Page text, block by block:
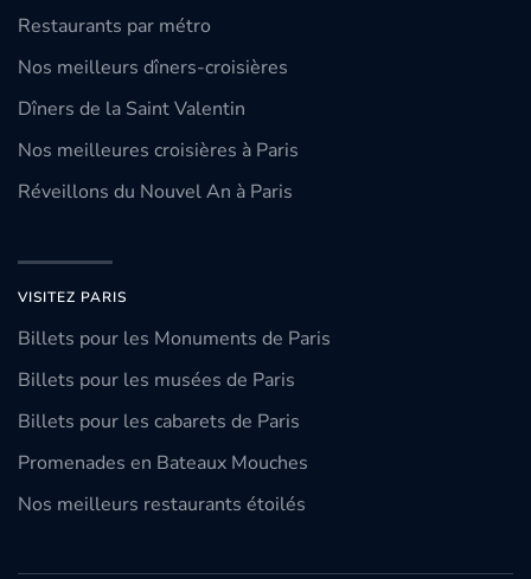
Restaurants par métro
Nos meilleurs dîners-croisières
Dîners de la Saint Valentin
Nos meilleures croisières à Paris
Réveillons du Nouvel An à Paris
VISITEZ PARIS
Billets pour les Monuments de Paris
Billets pour les musées de Paris
Billets pour les cabarets de Paris
Promenades en Bateaux Mouches
Nos meilleurs restaurants étoilés